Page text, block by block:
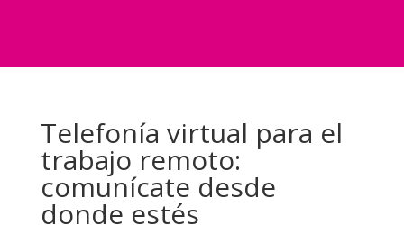
Telefonía virtual para el
trabajo remoto:
comunícate desde
donde estés